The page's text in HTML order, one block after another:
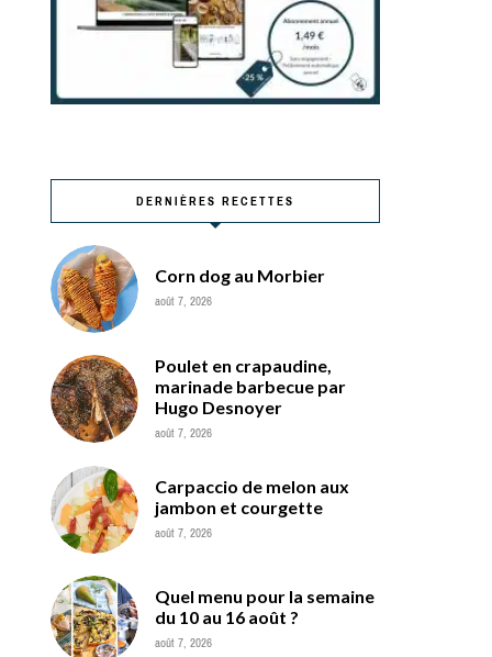
DERNIÈRES RECETTES
Corn dog au Morbier
août 7, 2026
Poulet en crapaudine,
marinade barbecue par
Hugo Desnoyer
août 7, 2026
Carpaccio de melon aux
jambon et courgette
août 7, 2026
Quel menu pour la semaine
du 10 au 16 août ?
août 7, 2026